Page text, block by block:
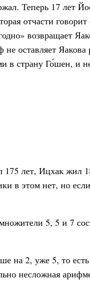
Теперь 17 лет
отчасти говорит
возвращает
оставляет Яакова
в страну Го́шен, и
лет, Ицхак жил
в этом нет, но
5, 5 и 7
на 2, уже 5, то есть
несложная